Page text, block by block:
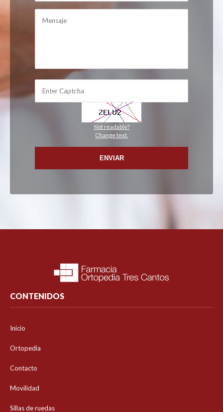
Not readable?
Change text.
ENVIAR
CONTENIDOS
Inicio
Ortopedia
Contacto
Movilidad
Sillas de ruedas